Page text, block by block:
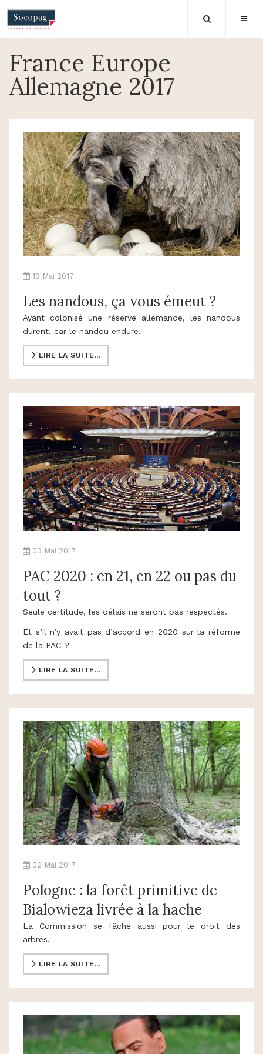
France Europe
Allemagne 2017
13 Mai 2017
Les nandous, ça vous émeut ?
Ayant colonisé une réserve allemande, les nandous
durent, car le nandou endure.
LIRE LA SUITE...
03 Mai 2017
PAC 2020 : en 21, en 22 ou pas du
tout ?
Seule certitude, les délais ne seront pas respectés.
Et s’il n’y avait pas d’accord en 2020 sur la réforme
de la PAC ?
LIRE LA SUITE...
02 Mai 2017
Pologne : la forêt primitive de
Bialowieza livrée à la hache
La Commission se fâche aussi pour le droit des
arbres.
LIRE LA SUITE...